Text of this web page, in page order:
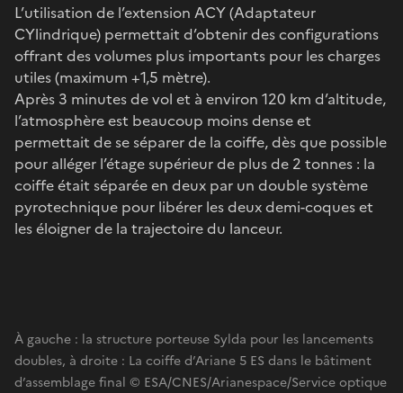
L’utilisation de l’extension ACY (Adaptateur
CYlindrique) permettait d’obtenir des configurations
offrant des volumes plus importants pour les charges
utiles (maximum +1,5 mètre).
Après 3 minutes de vol et à environ 120 km d’altitude,
l’atmosphère est beaucoup moins dense et
permettait de se séparer de la coiffe, dès que possible
pour alléger l’étage supérieur de plus de 2 tonnes : la
coiffe était séparée en deux par un double système
pyrotechnique pour libérer les deux demi-coques et
les éloigner de la trajectoire du lanceur.
À gauche : la structure porteuse Sylda pour les lancements
doubles, à droite : La coiffe d’Ariane 5 ES dans le bâtiment
d’assemblage final © ESA/CNES/Arianespace/Service optique